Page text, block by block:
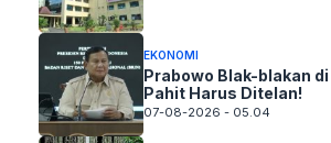
EKONOMI
Prabowo Blak-blakan
Pahit Harus Ditelan!
07-08-2026 - 05.04